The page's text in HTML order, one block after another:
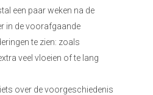
een paar weken na de
in de voorafgaande
te zien: zoals
veel vloeien of te lang
over de voorgeschiedenis